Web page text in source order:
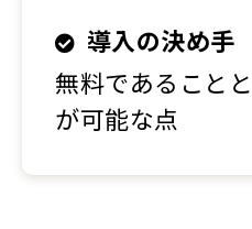
導入の決め手
無料であること
が可能な点